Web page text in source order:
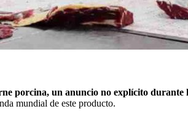
porcina, un anuncio no explícito durante
mundial de este producto.